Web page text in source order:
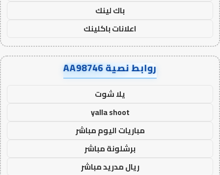
باك لينك
اعلانات باكلينك
روابط نصية AA98746
يلا شوت
yalla shoot
مباريات اليوم مباشر
برشلونة مباشر
ريال مدريد مباشر